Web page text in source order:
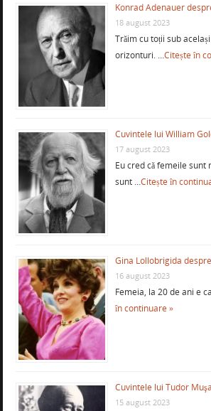
Konrad Adenauer
18 august 2023
Trăim cu toții sub
orizonturi. …Citește în
Cuvintele lui William
17 august 2023
Eu cred că femeile sunt
sunt …Citește în
Gina Lollobrigida
16 august 2023
Femeia, la 20 de ani e
în continuare »
Cuvintele lui Tudor
15 august 2023